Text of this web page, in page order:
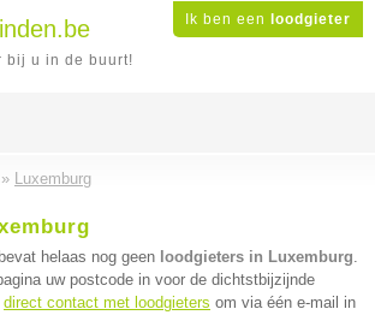
Ik ben een loodgieter
bij u in de buurt!
» Luxemburg
helaas nog geen loodgieters in Luxemburg.
uw postcode in voor de dichtstbijzijnde
direct contact met loodgieters om via één e-mail in